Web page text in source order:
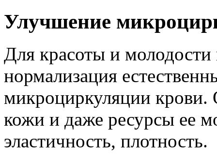
Улучшение
Для красоты и
нормализация
микроциркуляции крови.
кожи и даже ресурсы ее
эластичность, плотность.